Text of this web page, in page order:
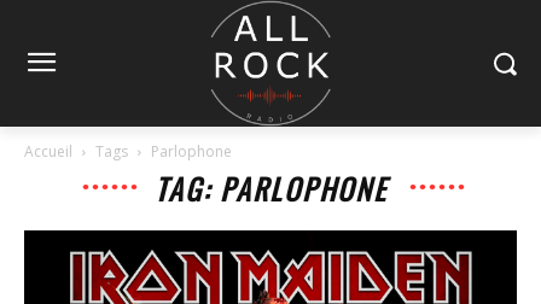
Accueil Tags Parlophone
TAG: PARLOPHONE